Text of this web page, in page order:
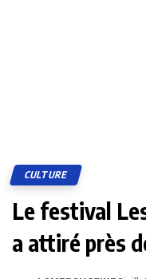
CULTURE
Le festival
a attiré près